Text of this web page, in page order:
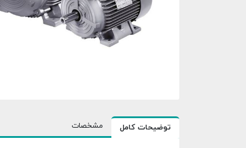
توضیحات کامل مشخصات